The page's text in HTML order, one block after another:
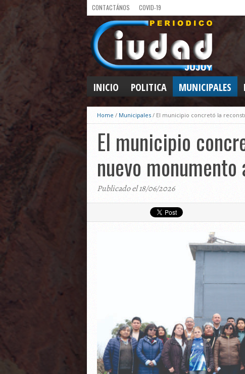
CONTACTÁNOS COVID-19
INICIO POLITICA MUNICIPALES
Home / Municipales / El municipio concretó la
El municipio
nuevo
Publicado el 18/06/2026